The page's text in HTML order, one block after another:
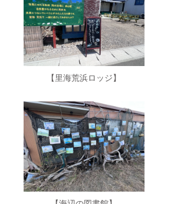
【里海荒浜ロッジ】